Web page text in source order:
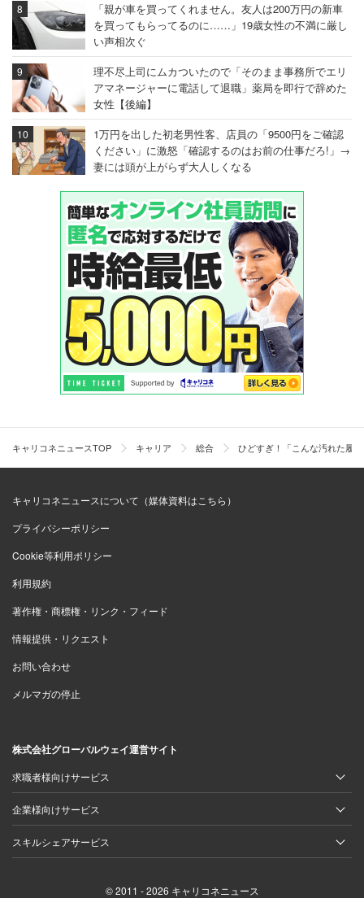
「親が車を買ってくれません。友人は200万円の新車
を買ってもらってるのに……」19歳女性の不満に厳し
い声相次ぐ
理不尽上司にムカついたので「そのまま事務所でエリ
アマネージャーに電話して退職」薬局を即行で辞めた
女性【後編】
1万円を出した初老男性客、店員の「9500円をご確認
ください」に激怒「確認するのはお前の仕事だろ!」→
妻には頭が上がらず大人しくなる
キャリコネニュースTOP キャリア 総合 ひどすぎ！「こんな汚れた履
キャリコネニュースについて（媒体資料はこちら）
プライバシーポリシー
Cookie等利用ポリシー
利用規約
著作権・商標権・リンク・フィード
情報提供・リクエスト
お問い合わせ
メルマガの停止
株式会社グローバルウェイ運営サイト
求職者様向けサービス
企業様向けサービス
スキルシェアサービス
© 2011 - 2026 キャリコネニュース